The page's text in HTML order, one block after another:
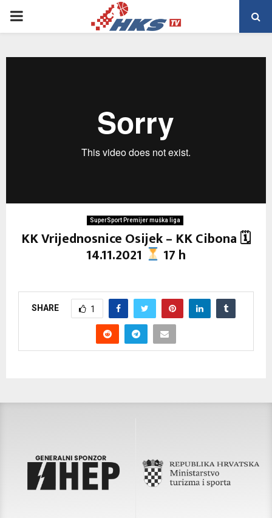
PRIMARY
SuperSport Premijer muška liga
KK Vrijednosnice Osijek – KK Cibona 🗓
14.11.2021 17 h
SHARE 1